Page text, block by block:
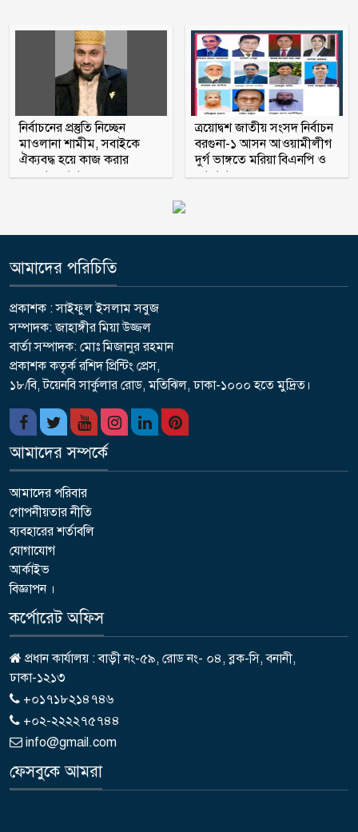
নির্বাচনের প্রস্তুতি নিচ্ছেন
মাওলানা শামীম, সবাইকে
ঐক্যবদ্ধ হয়ে কাজ করার
অহব্বান জানান
ত্রয়োদ্বশ জাতীয় সংসদ নির্বাচন
বরগুনা-১ আসন আওয়ামীলীগ
দুর্গ ভাঙ্গতে মরিয়া বিএনপি ও
জামায়াত
আমাদের পরিচিতি
প্রকাশক : সাইফুল ইসলাম সবুজ
সম্পাদক: জাহাঙ্গীর মিয়া উজ্জল
বার্তা সম্পাদক: মোঃ মিজানুর রহমান
প্রকাশক কতৃর্ক রশিদ প্রিন্টিং প্রেস,
১৮/বি, টয়েনবি সার্কুলার রোড, মতিঝিল, ঢাকা-১০০০ হতে মুদ্রিত।
আমাদের সম্পর্কে
আমাদের পরিবার
গোপনীয়তার নীতি
ব্যবহারের শর্তাবলি
যোগাযোগ
আর্কাইভ
বিজ্ঞাপন ।
কর্পোরেট অফিস
প্রধান কার্যালয় : বাড়ী নং-৫৯, রোড নং- ০৪, ব্লক-সি, বনানী,
ঢাকা-১২১৩
+০১৭১৮২১৪৭৪৬
+০২-২২২২৭৫৭৪৪
info@gmail.com
ফেসবুকে আমরা